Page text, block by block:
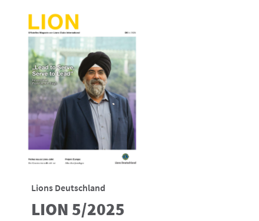
Lions Deutschland
LION 5/2025